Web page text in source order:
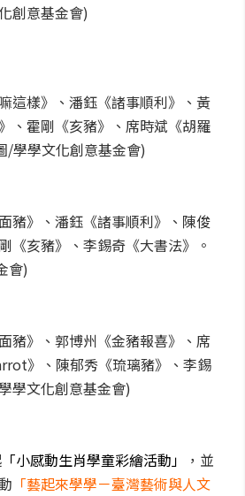
創意基金會)
這樣》、潘鈺《諸事順利》、黃
、霍剛《亥豬》、席時斌《胡羅
/學學文化創意基金會)
豬》、潘鈺《諸事順利》、陳俊
《亥豬》、李錫奇《大書法》。
會)
豬》、郭博州《金豬報喜》、席
》、陳郁秀《琉璃豬》、李錫
學文化創意基金會)
「小感動生肖學童彩繪活動」
，並
「藝起來學學－臺灣藝術與人文